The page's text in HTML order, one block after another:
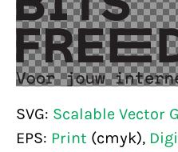
SVG: Scalable Vector
EPS: Print (cmyk),